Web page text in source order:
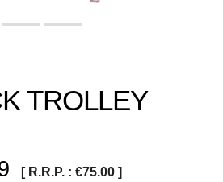
TROLLEY
[ R.R.P. : €75.00 ]